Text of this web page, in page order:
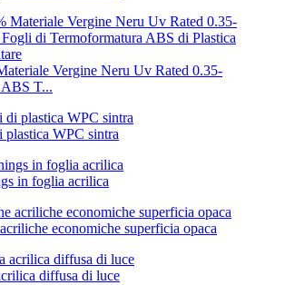
Vergine Neru Uv Rated 0.35-
T...
plastica WPC sintra
in foglia acrilica
economiche superficia opaca
diffusa di luce